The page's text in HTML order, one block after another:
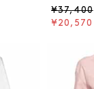
¥37,400
¥20,570